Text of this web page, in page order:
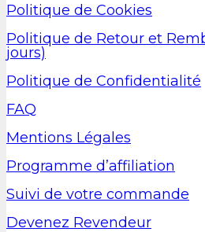
Politique de Cookies
Politique de Retour et
jours)
Politique de Confidentialité
FAQ
Mentions Légales
Programme d’affiliation
Suivi de votre commande
Devenez Revendeur